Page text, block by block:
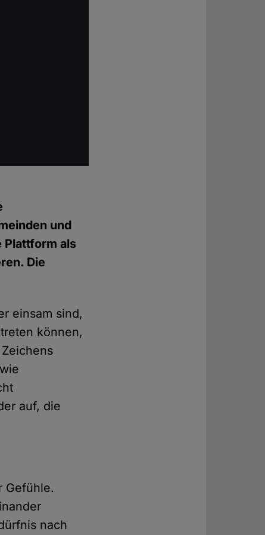
und
Plattform als
Die
einsam sind,
können,
auf, die
Gefühle.
nach